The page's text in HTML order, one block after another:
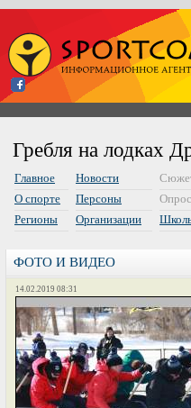
Гребля на лодках
Главное
О спорте
Регионы
Новости
Персоны
Организации
ФОТО И ВИДЕО
14.02.2019 08:31